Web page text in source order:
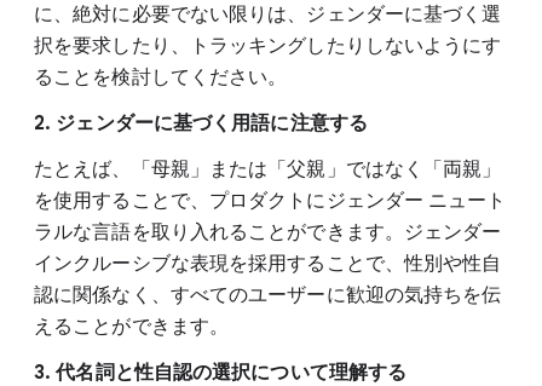
に、絶対に必要でない限りは、ジェンダーに基づく選
択を要求したり、トラッキングしたりしないようにす
ることを検討してください。
2. ジェンダーに基づく用語に注意する
たとえば、「母親」または「父親」ではなく「両親」
を使用することで、プロダクトにジェンダー ニュート
ラルな言語を取り入れることができます。ジェンダー
インクルーシブな表現を採用することで、性別や性自
認に関係なく、すべてのユーザーに歓迎の気持ちを伝
えることができます。
3. 代名詞と性自認の選択について理解する